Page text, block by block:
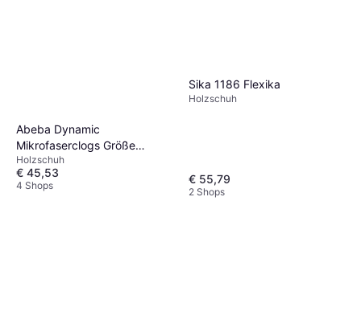
Abeba Dynamic
Mikrofaserclogs Größe
Schwarz
Holzschuh
€ 45,53
4 Shops
Sika 1186 Flexika
Holzschuh
€ 55,79
2 Shops